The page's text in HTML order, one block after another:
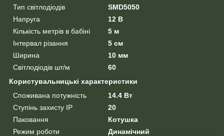
Тип світлодіодів
SMD5050
Напруга
12 В
Кількість метрів в бабіні
5 м
Інтервал різання
5 см
Ширина
10 мм
Світлодіодів шт/м
60
Користувальницькі характеристики
Споживана потужність
14.4 Вт
Ступінь захисту IP
20
Паковання
Котушка
Режим роботи
Динамічний